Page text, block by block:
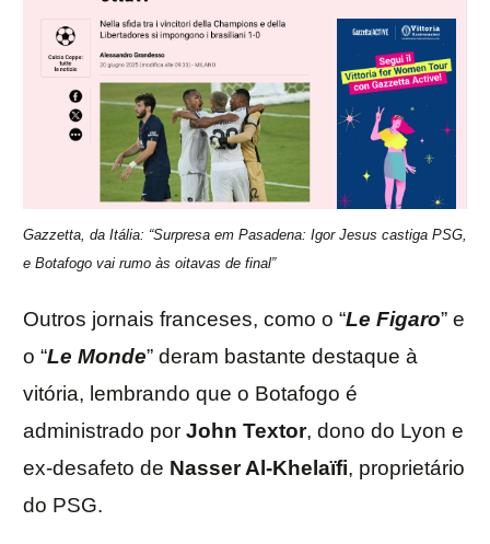
Gazzetta, da Itália: “Surpresa em Pasadena: Igor Jesus castiga PSG,
e Botafogo vai rumo às oitavas de final”
Outros jornais franceses, como o “Le Figaro” e
o “Le Monde” deram bastante destaque à
vitória, lembrando que o Botafogo é
administrado por John Textor, dono do Lyon e
ex-desafeto de Nasser Al-Khelaïfi, proprietário
do PSG.